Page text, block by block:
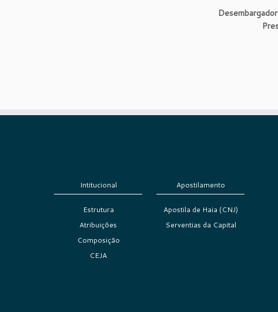
Intitucional
Estrutura
Atribuições
Composição
CEJA
Apostilamento
Apostila de Haia (CNJ)
Serventias da Capital